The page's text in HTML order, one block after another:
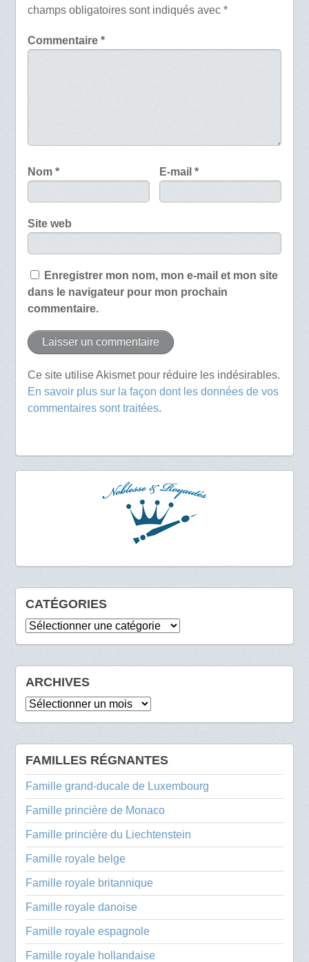
champs obligatoires sont indiqués avec *
Commentaire *
Nom * E-mail*
Site web
Enregistrer mon nom, mon e-mail et mon site
dans le navigateur pour mon prochain
commentaire.
Ce site utilise Akismet pour réduire les indésirables.
En savoir plus sur la façon dont les données de vos
commentaires sont traitées.
CATÉGORIES
Catégories
ARCHIVES
Archives
FAMILLES RÉGNANTES
Famille grand-ducale de Luxembourg
Famille princière de Monaco
Famille princière du Liechtenstein
Famille royale belge
Famille royale britannique
Famille royale danoise
Famille royale espagnole
Famille royale hollandaise